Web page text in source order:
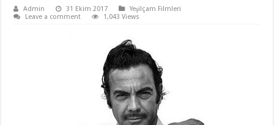
Admin 31 Ekim 2017
Yeşilçam Filmleri
Leave a comment
1,043 Views